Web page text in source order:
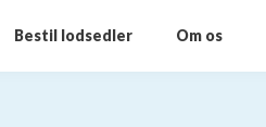
Bestil lodsedler Om os